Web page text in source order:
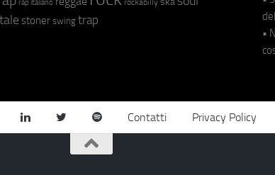
rap italiano rockabilly
stoner swing trap
•
Contatti Privacy Policy